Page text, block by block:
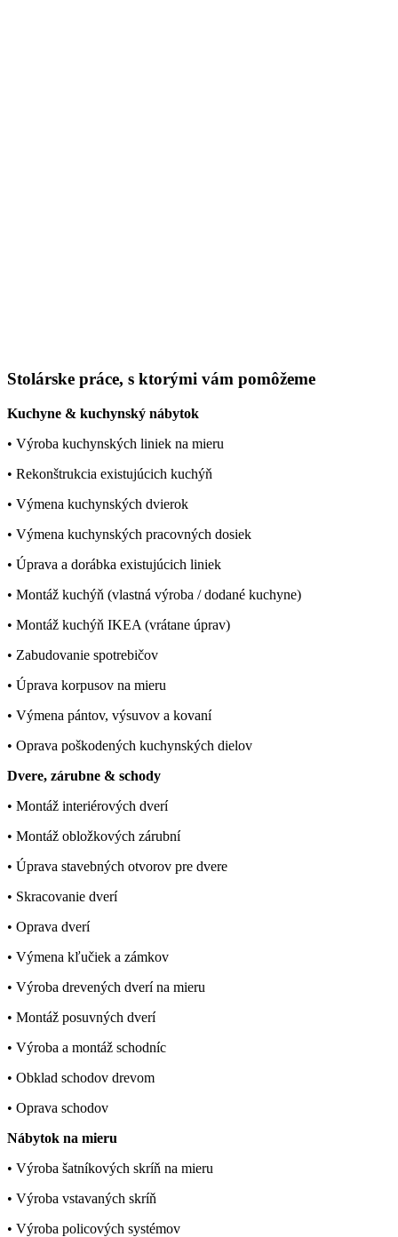
Stolárske práce, s ktorými vám pomôžeme
Kuchyne & kuchynský nábytok
• Výroba kuchynských liniek na mieru
• Rekonštrukcia existujúcich kuchýň
• Výmena kuchynských dvierok
• Výmena kuchynských pracovných dosiek
• Úprava a dorábka existujúcich liniek
• Montáž kuchýň (vlastná výroba / dodané kuchyne)
• Montáž kuchýň IKEA (vrátane úprav)
• Zabudovanie spotrebičov
• Úprava korpusov na mieru
• Výmena pántov, výsuvov a kovaní
• Oprava poškodených kuchynských dielov
Dvere, zárubne & schody
• Montáž interiérových dverí
• Montáž obložkových zárubní
• Úprava stavebných otvorov pre dvere
• Skracovanie dverí
• Oprava dverí
• Výmena kľučiek a zámkov
• Výroba drevených dverí na mieru
• Montáž posuvných dverí
• Výroba a montáž schodníc
• Obklad schodov drevom
• Oprava schodov
Nábytok na mieru
• Výroba šatníkových skríň na mieru
• Výroba vstavaných skríň
• Výroba policových systémov